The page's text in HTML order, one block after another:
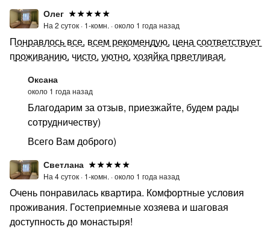
Олег
На 2 суток · 1-комн. ·около 1 года назад
П̠о̠н̠р̠а̠в̠л̠о̠с̠ь̠ в̠с̠е̠, в̠с̠е̠м̠ р̠е̠к̠о̠м̠е̠н̠д̠у̠ю̠, ц̠е̠н̠а̠ с̠о̠о̠т̠в̠е̠т̠с̠т̠в̠у̠е̠т̠
п̠р̠о̠ж̠и̠в̠а̠н̠и̠ю̠, ч̠и̠с̠т̠о̠, у̠ю̠т̠н̠о̠, х̠о̠з̠я̠й̠к̠а̠ п̠р̠в̠е̠т̠л̠и̠в̠а̠я̠.
Оксана
около 1 года назад
Благодарим за отзыв, приезжайте, будем рады
сотрудничеству)
Всего Вам доброго)
Светлана
На 4 суток · 1-комн. ·около 1 года назад
Очень понравилась квартира. Комфортные условия
проживания. Гостеприемные хозяева и шаговая
доступность до монастыря!